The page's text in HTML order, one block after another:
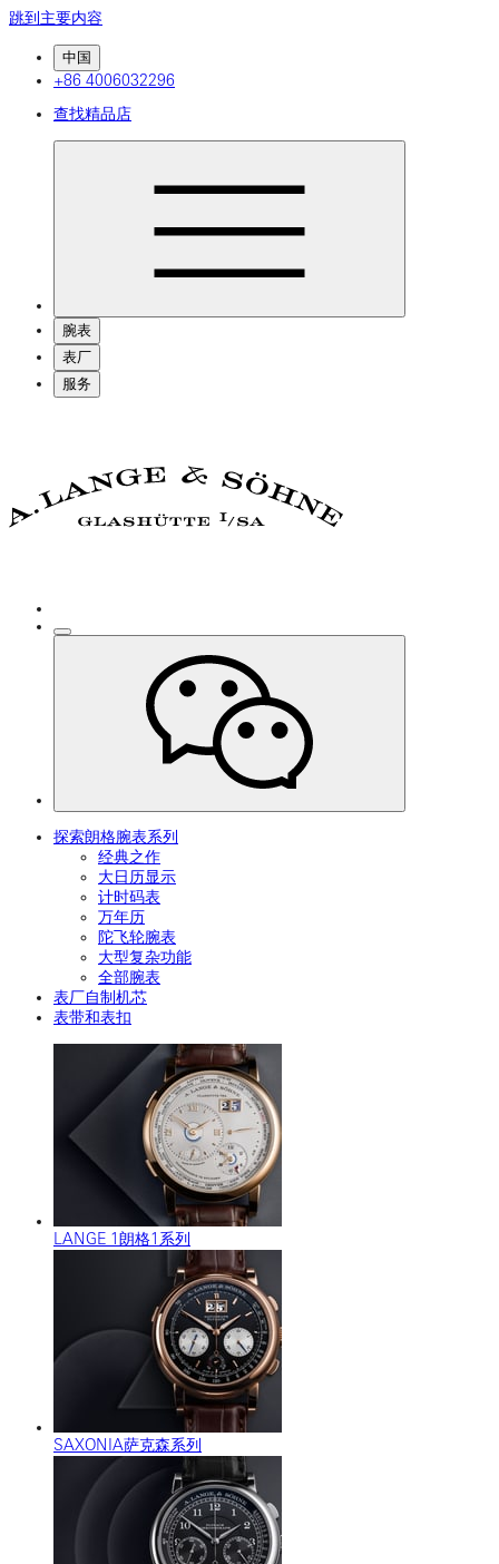
跳到主要内容
中国
+86 4006032296
查找精品店
腕表
表厂
服务
探索朗格腕表系列
经典之作
大日历显示
计时码表
万年历
陀飞轮腕表
大型复杂功能
全部腕表
表厂自制机芯
表带和表扣
LANGE 1朗格1系列
SAXONIA萨克森系列